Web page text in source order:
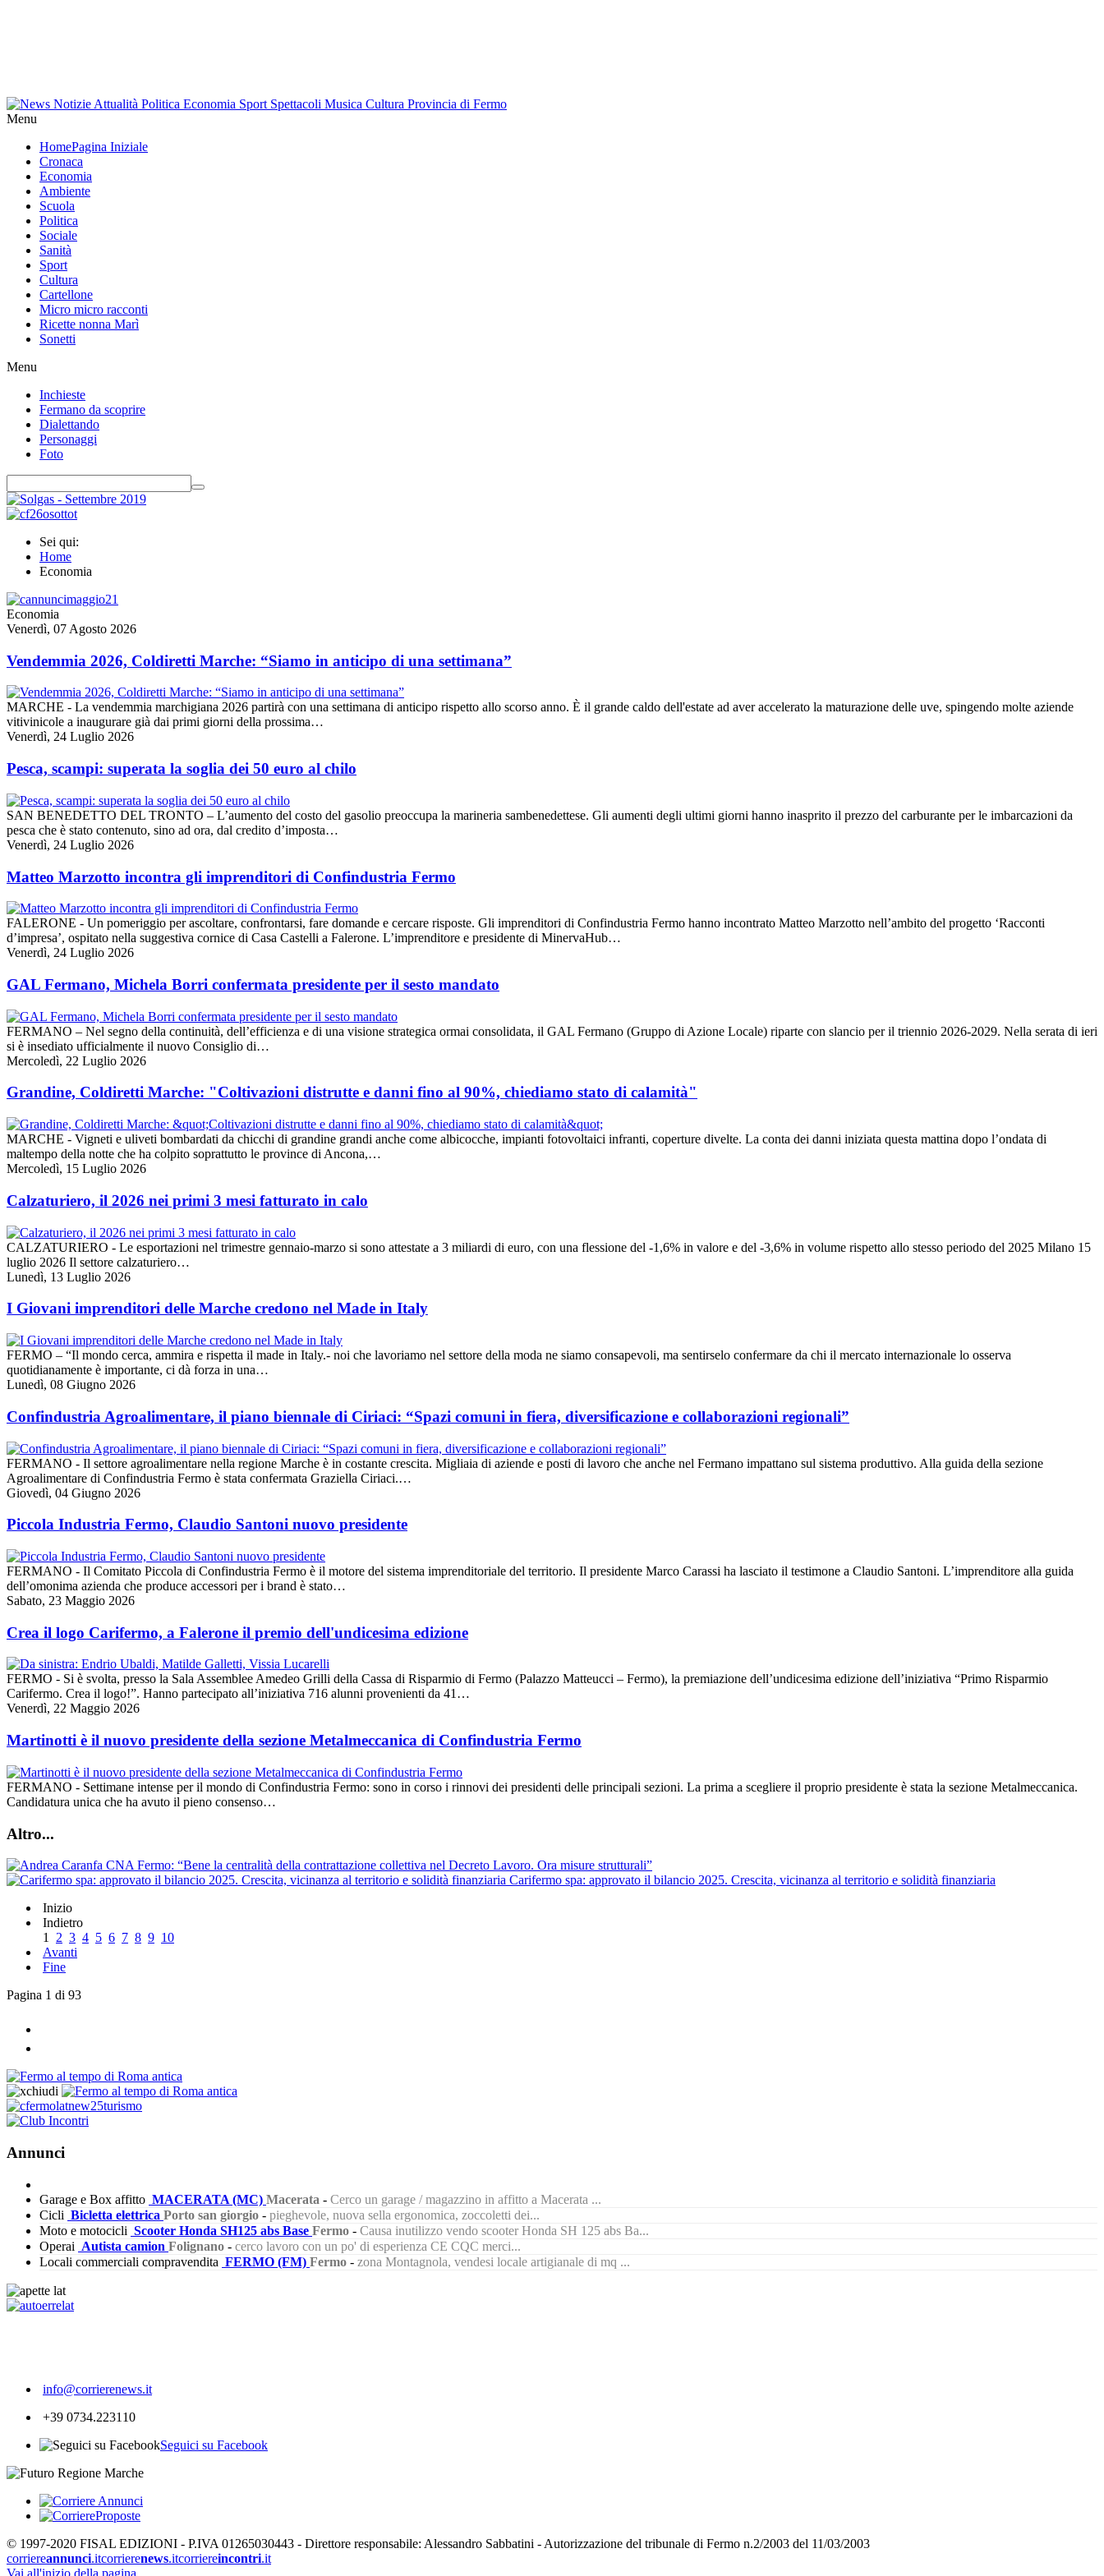
Menu
HomePagina Iniziale
Cronaca
Economia
Ambiente
Scuola
Politica
Sociale
Sanità
Sport
Cultura
Cartellone
Micro micro racconti
Ricette nonna Marì
Sonetti
Menu
Inchieste
Fermano da scoprire
Dialettando
Personaggi
Foto
Sei qui:
Home
Economia
Economia
Venerdì, 07 Agosto 2026
Vendemmia 2026, Coldiretti Marche: “Siamo in anticipo di una settimana”
MARCHE - La vendemmia marchigiana 2026 partirà con una settimana di anticipo rispetto allo scorso anno. È il grande caldo dell'estate ad aver accelerato la maturazione delle uve, spingendo molte aziende
vitivinicole a inaugurare già dai primi giorni della prossima…
Venerdì, 24 Luglio 2026
Pesca, scampi: superata la soglia dei 50 euro al chilo
SAN BENEDETTO DEL TRONTO – L’aumento del costo del gasolio preoccupa la marineria sambenedettese. Gli aumenti degli ultimi giorni hanno inasprito il prezzo del carburante per le imbarcazioni da
pesca che è stato contenuto, sino ad ora, dal credito d’imposta…
Venerdì, 24 Luglio 2026
Matteo Marzotto incontra gli imprenditori di Confindustria Fermo
FALERONE - Un pomeriggio per ascoltare, confrontarsi, fare domande e cercare risposte. Gli imprenditori di Confindustria Fermo hanno incontrato Matteo Marzotto nell’ambito del progetto ‘Racconti
d’impresa’, ospitato nella suggestiva cornice di Casa Castelli a Falerone. L’imprenditore e presidente di MinervaHub…
Venerdì, 24 Luglio 2026
GAL Fermano, Michela Borri confermata presidente per il sesto mandato
FERMANO – Nel segno della continuità, dell’efficienza e di una visione strategica ormai consolidata, il GAL Fermano (Gruppo di Azione Locale) riparte con slancio per il triennio 2026-2029. Nella serata di ieri
si è insediato ufficialmente il nuovo Consiglio di…
Mercoledì, 22 Luglio 2026
Grandine, Coldiretti Marche: "Coltivazioni distrutte e danni fino al 90%, chiediamo stato di calamità"
MARCHE - Vigneti e uliveti bombardati da chicchi di grandine grandi anche come albicocche, impianti fotovoltaici infranti, coperture divelte. La conta dei danni iniziata questa mattina dopo l’ondata di
maltempo della notte che ha colpito soprattutto le province di Ancona,…
Mercoledì, 15 Luglio 2026
Calzaturiero, il 2026 nei primi 3 mesi fatturato in calo
CALZATURIERO - Le esportazioni nel trimestre gennaio-marzo si sono attestate a 3 miliardi di euro, con una flessione del -1,6% in valore e del -3,6% in volume rispetto allo stesso periodo del 2025 Milano 15
luglio 2026 Il settore calzaturiero…
Lunedì, 13 Luglio 2026
I Giovani imprenditori delle Marche credono nel Made in Italy
FERMO – “Il mondo cerca, ammira e rispetta il made in Italy.- noi che lavoriamo nel settore della moda ne siamo consapevoli, ma sentirselo confermare da chi il mercato internazionale lo osserva
quotidianamente è importante, ci dà forza in una…
Lunedì, 08 Giugno 2026
Confindustria Agroalimentare, il piano biennale di Ciriaci: “Spazi comuni in fiera, diversificazione e collaborazioni regionali”
FERMANO - Il settore agroalimentare nella regione Marche è in costante crescita. Migliaia di aziende e posti di lavoro che anche nel Fermano impattano sul sistema produttivo. Alla guida della sezione
Agroalimentare di Confindustria Fermo è stata confermata Graziella Ciriaci.…
Giovedì, 04 Giugno 2026
Piccola Industria Fermo, Claudio Santoni nuovo presidente
FERMANO - Il Comitato Piccola di Confindustria Fermo è il motore del sistema imprenditoriale del territorio. Il presidente Marco Carassi ha lasciato il testimone a Claudio Santoni. L’imprenditore alla guida
dell’omonima azienda che produce accessori per i brand è stato…
Sabato, 23 Maggio 2026
Crea il logo Carifermo, a Falerone il premio dell'undicesima edizione
FERMO - Si è svolta, presso la Sala Assemblee Amedeo Grilli della Cassa di Risparmio di Fermo (Palazzo Matteucci – Fermo), la premiazione dell’undicesima edizione dell’iniziativa “Primo Risparmio
Carifermo. Crea il logo!”. Hanno partecipato all’iniziativa 716 alunni provenienti da 41…
Venerdì, 22 Maggio 2026
Martinotti è il nuovo presidente della sezione Metalmeccanica di Confindustria Fermo
FERMANO - Settimane intense per il mondo di Confindustria Fermo: sono in corso i rinnovi dei presidenti delle principali sezioni. La prima a scegliere il proprio presidente è stata la sezione Metalmeccanica.
Candidatura unica che ha avuto il pieno consenso…
Altro...
CNA Fermo: “Bene la centralità della contrattazione collettiva nel Decreto Lavoro. Ora misure strutturali”
Carifermo spa: approvato il bilancio 2025. Crescita, vicinanza al territorio e solidità finanziaria
Inizio
Indietro
1
2 3 4 5 6 7 8 9 10
Avanti
Fine
Pagina 1 di 93
Annunci
Garage e Box affitto MACERATA (MC) Macerata - Cerco un garage / magazzino in affitto a Macerata ...
Cicli Bicletta elettrica Porto san giorgio - pieghevole, nuova sella ergonomica, zoccoletti dei...
Moto e motocicli Scooter Honda SH125 abs Base Fermo - Causa inutilizzo vendo scooter Honda SH 125 abs Ba...
Operai Autista camion Folignano - cerco lavoro con un po' di esperienza CE CQC merci...
Locali commerciali compravendita FERMO (FM) Fermo - zona Montagnola, vendesi locale artigianale di mq ...
info@corrierenews.it
+39 0734.223110
Seguici su Facebook
© 1997-2020 FISAL EDIZIONI - P.IVA 01265030443 - Direttore responsabile: Alessandro Sabbatini - Autorizzazione del tribunale di Fermo n.2/2003 del 11/03/2003
corriereannunci.itcorrierenews.itcorriereincontri.it
Vai all'inizio della pagina